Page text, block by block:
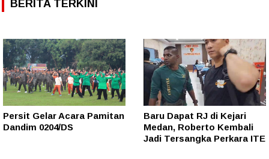
BERITA TERKINI
Persit Gelar Acara Pamitan
Dandim 0204/DS
Baru Dapat RJ di Kejari
Medan, Roberto Kembali
Jadi Tersangka Perkara ITE